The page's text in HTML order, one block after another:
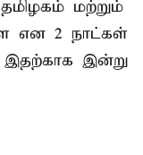
மற்றும்
என 2 நாட்கள்
இதற்காக இன்று